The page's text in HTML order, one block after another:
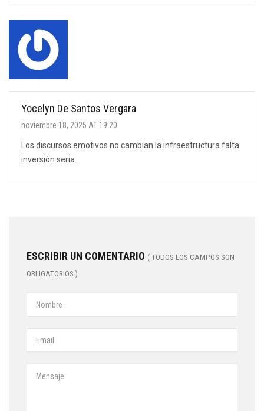
Yocelyn De Santos Vergara
noviembre 18, 2025 AT 19:20
Los discursos emotivos no cambian la infraestructura falta
inversión seria.
ESCRIBIR UN COMENTARIO ( TODOS LOS CAMPOS SON
OBLIGATORIOS )